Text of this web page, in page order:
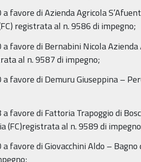
favore di Azienda Agricola
registrata al n. 9586 di impegno;
favore di Bernabini Nicola
al n. 9587 di impegno;
favore di Demuru Giuseppina –
favore di Fattoria Trapoggio di
(FC)registrata al n. 9589 di
favore di Giovacchini Aldo –